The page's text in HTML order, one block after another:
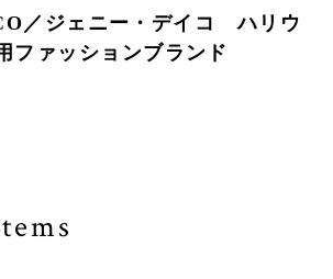
／ジェニー・デイコ ハリウ
ファッションブランド